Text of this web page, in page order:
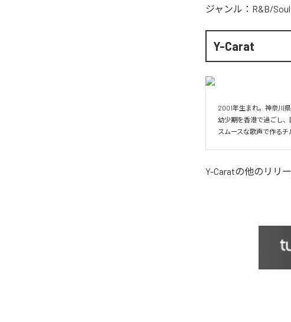
ジャンル： R&B/Soul
Y-Carat
2001年生まれ。神奈川
幼少期を香港で過ごし、
スムースな歌声で作るチ
Y-Caratの他のリリー